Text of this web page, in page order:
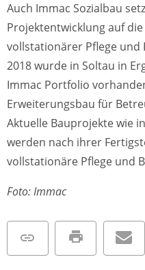
Auch Immac Sozialbau
Projektentwicklung auf
vollstationärer Pflege und
2018 wurde in Soltau in
Immac Portfolio
Erweiterungsbau für
Aktuelle Bauprojekte wie
werden nach ihrer
vollstationäre Pflege und
Foto: Immac